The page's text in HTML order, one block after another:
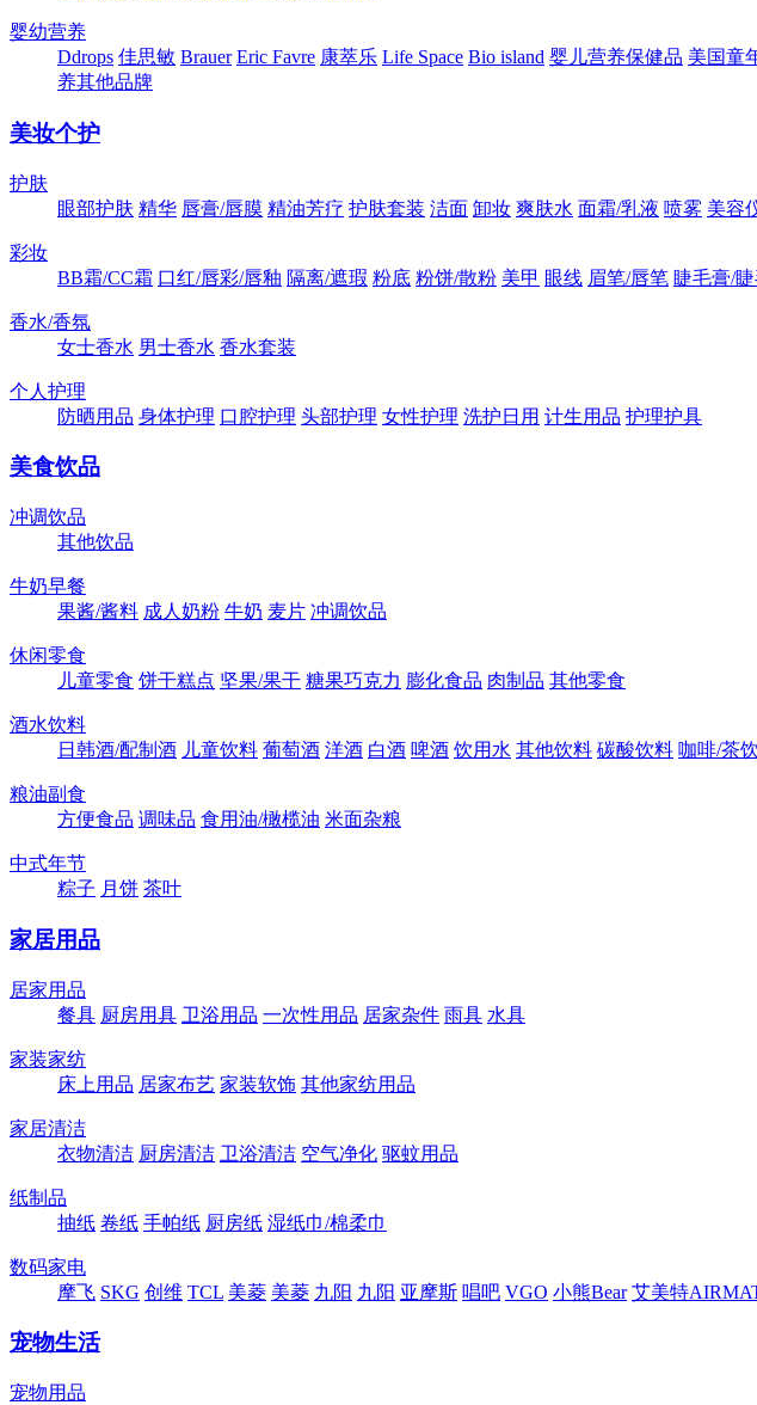
婴幼营养
Ddrops 佳思敏 Brauer Eric Favre 康萃乐 Life Space Bio island 婴儿营养保健品 美国童
养其他品牌
美妆个护
护肤
眼部护肤 精华 唇膏/唇膜 精油芳疗 护肤套装 洁面 卸妆 爽肤水 面霜/乳液 喷雾 美容
彩妆
BB霜/CC霜 口红/唇彩/唇釉 隔离/遮瑕 粉底 粉饼/散粉 美甲 眼线 眉笔/唇笔 睫毛膏/
香水/香氛
女士香水 男士香水 香水套装
个人护理
防晒用品 身体护理 口腔护理 头部护理 女性护理 洗护日用 计生用品 护理护具
美食饮品
冲调饮品
其他饮品
牛奶早餐
果酱/酱料 成人奶粉 牛奶 麦片 冲调饮品
休闲零食
儿童零食 饼干糕点 坚果/果干 糖果巧克力 膨化食品 肉制品 其他零食
酒水饮料
日韩酒/配制酒 儿童饮料 葡萄酒 洋酒 白酒 啤酒 饮用水 其他饮料 碳酸饮料 咖啡/茶
粮油副食
方便食品 调味品 食用油/橄榄油 米面杂粮
中式年节
粽子 月饼 茶叶
家居用品
居家用品
餐具 厨房用具 卫浴用品 一次性用品 居家杂件 雨具 水具
家装家纺
床上用品 居家布艺 家装软饰 其他家纺用品
家居清洁
衣物清洁 厨房清洁 卫浴清洁 空气净化 驱蚊用品
纸制品
抽纸 卷纸 手帕纸 厨房纸 湿纸巾/棉柔巾
数码家电
摩飞 SKG 创维 TCL 美菱 美菱 九阳 九阳 亚摩斯 唱吧 VGO 小熊Bear 艾美特
宠物生活
宠物用品